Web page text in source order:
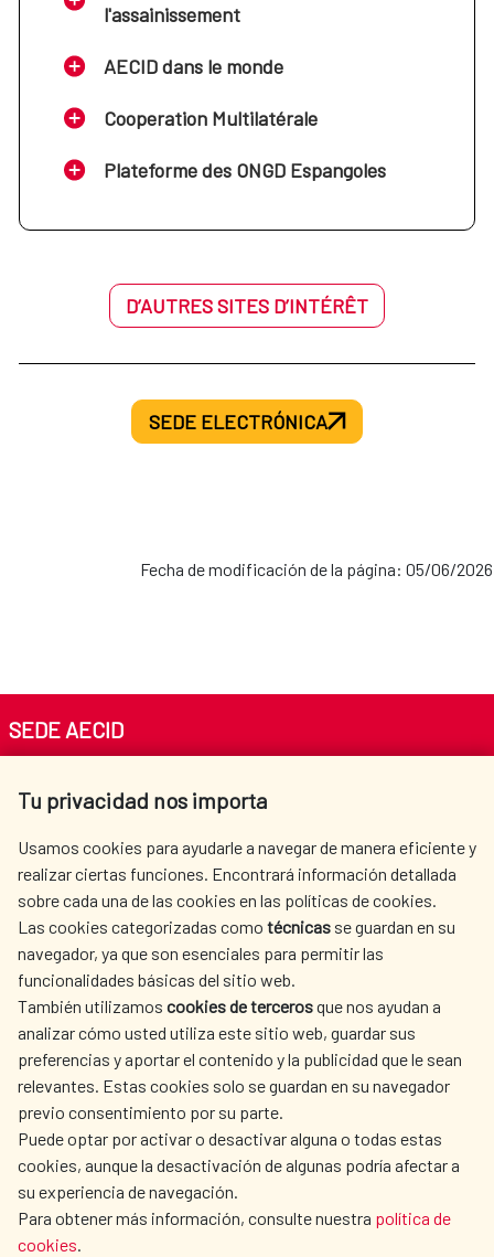
l'assainissement
AECID dans le monde
Cooperation Multilatérale
Plateforme des ONGD Espangoles
D’AUTRES SITES D’INTÉRÊT
SEDE ELECTRÓNICA
Fecha de modificación de la página: 05/06/2026
Tu privacidad nos importa
Usamos cookies para ayudarle a navegar de manera eficiente y
realizar ciertas funciones. Encontrará información detallada
sobre cada una de las cookies en las políticas de cookies.
Las cookies categorizadas como técnicas se guardan en su
navegador, ya que son esenciales para permitir las
funcionalidades básicas del sitio web.
También utilizamos cookies de tercerosque nos ayudan a
analizar cómo usted utiliza este sitio web, guardar sus
preferencias y aportar el contenido y la publicidad que le sean
relevantes. Estas cookies solo se guardan en su navegador
previo consentimiento por su parte.
Puede optar por activar o desactivar alguna o todas estas
cookies, aunque la desactivación de algunas podría afectar a
su experiencia de navegación.
Para obtener más información, consulte nuestra política de
cookies.
SEDE AECID
Tel. +34 900 20 30 54​​​​​​​
AECID
OÙ NOUS COOPÉRONS
L'ACTION HUMANITAIRE
ESPAGNOLE
SALLE DE PRESSE
CULTURE ET SCIENCE BIBLIOTHÈQUE
NOS RÉSEAUX SOCIAUX